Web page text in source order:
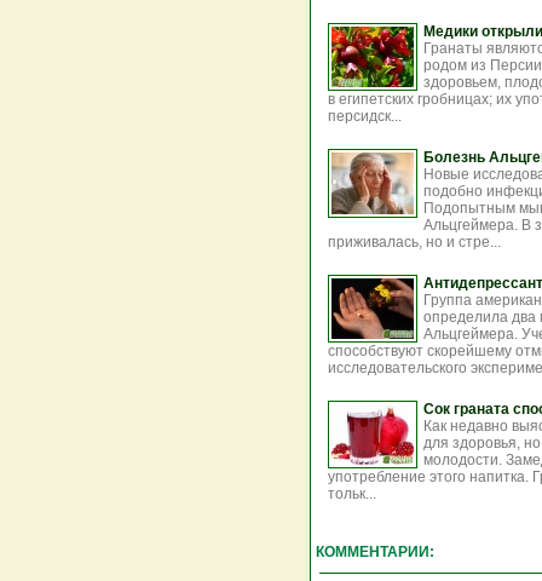
Медики
Гранаты
родом из
здоровьем,
в египетских гробницах; их
персидск...
Болезнь
Новые
подобно
Подопытным
Альцгеймера. В
приживалась, но и стре...
Группа
определила два
Альцгеймера.
способствуют скорейшему
исследовательского
Сок граната
Как недавно
для здоровья,
молодости.
употребление этого напитка.
тольк...
КОММЕНТАРИИ: